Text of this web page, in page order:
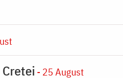
- 25 August